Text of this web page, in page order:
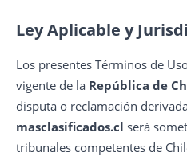
Ley Aplicable y
Los presentes Términos de
vigente de la República de
disputa o reclamación
masclasificados.cl será
tribunales competentes de